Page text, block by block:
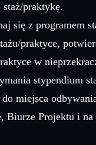
praktykę.
się z programem
praktyce,
w
stypendium
miejsca
Biurze Projektu i